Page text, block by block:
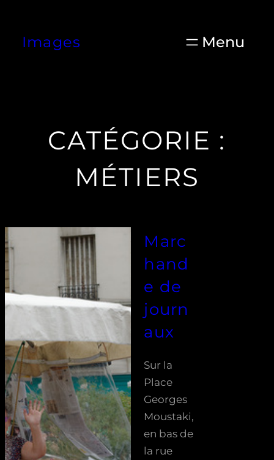
contenu
Images
CATÉGORIE :
MÉTIERS
Marc
hand
e de
journ
aux
Sur la
Place
Georges
Moustaki,
en bas de
la rue